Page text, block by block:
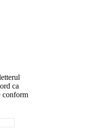
ca
conform